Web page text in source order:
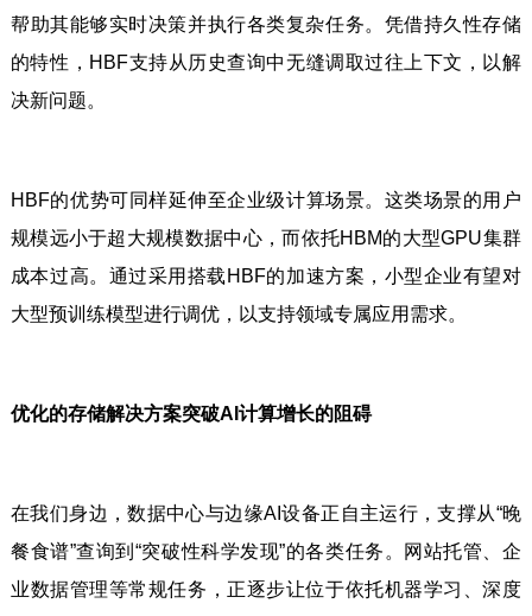
帮助其能够实时决策并执行各类复杂任务。凭借持久性存储
的特性，HBF支持从历史查询中无缝调取过往上下文，以解
决新问题。
HBF的优势可同样延伸至企业级计算场景。这类场景的用户
规模远小于超大规模数据中心，而依托HBM的大型GPU集群
成本过高。通过采用搭载HBF的加速方案，小型企业有望对
大型预训练模型进行调优，以支持领域专属应用需求。
优化的存储解决方案突破AI计算增长的阻碍
在我们身边，数据中心与边缘AI设备正自主运行，支撑从“晚
餐食谱”查询到“突破性科学发现”的各类任务。网站托管、企
业数据管理等常规任务，正逐步让位于依托机器学习、深度